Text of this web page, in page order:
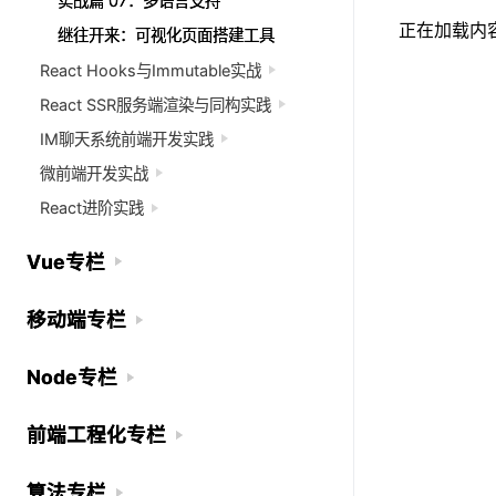
正在加载内
继往开来：可视化页面搭建工具
React Hooks与Immutable实战
React SSR服务端渲染与同构实践
IM聊天系统前端开发实践
微前端开发实战
React进阶实践
Vue专栏
移动端专栏
Node专栏
前端工程化专栏
继往开来：可视化页面搭建工具
React Hooks与Immutable实战
React SSR服务端渲染与同构实践
IM聊天系统前端开发实践
微前端开发实战
React进阶实践
Vue专栏
移动端专栏
Node专栏
前端工程化专栏